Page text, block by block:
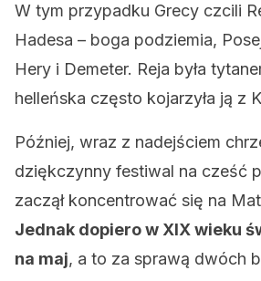
W tym przypadku Grecy czcili
Hadesa – boga podziemia,
Hery i Demeter. Reja była
helleńska często kojarzyła ją z
Później, wraz z nadejściem
dziękczynny festiwal na cześć
zaczął koncentrować się na
Jednak dopiero w XIX wieku
na maj, a to za sprawą dwóch